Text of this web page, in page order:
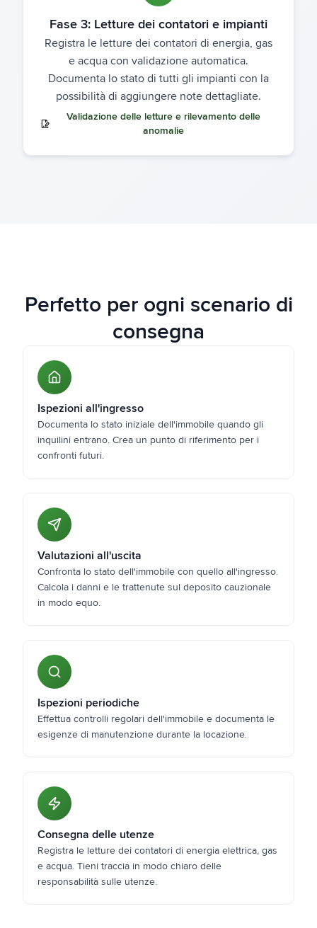
Fase 3: Letture dei contatori e impianti
Registra le letture dei contatori di energia, gas
e acqua con validazione automatica.
Documenta lo stato di tutti gli impianti con la
possibilità di aggiungere note dettagliate.
Validazione delle letture e rilevamento delle
anomalie
Perfetto per ogni scenario di
consegna
Ispezioni all'ingresso
Documenta lo stato iniziale dell'immobile quando gli
inquilini entrano. Crea un punto di riferimento per i
confronti futuri.
Valutazioni all'uscita
Confronta lo stato dell'immobile con quello all'ingresso.
Calcola i danni e le trattenute sul deposito cauzionale
in modo equo.
Ispezioni periodiche
Effettua controlli regolari dell'immobile e documenta le
esigenze di manutenzione durante la locazione.
Consegna delle utenze
Registra le letture dei contatori di energia elettrica, gas
e acqua. Tieni traccia in modo chiaro delle
responsabilità sulle utenze.